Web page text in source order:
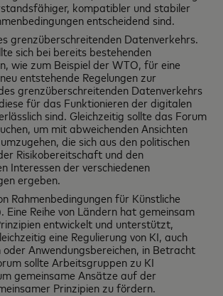
kompatibler und stabiler
entscheidend sind.
grenzüberschreitenden Datenverkehrs.
sich bei bereits bestehenden
wie zum Beispiel der WTO, für eine
entstehende Regelungen zur
grenzüberschreitenden Datenverkehrs
für das Funktionieren der digitalen
sind. Gleichzeitig sollte das Forum
um mit abweichenden Ansichten
die sich aus den politischen
Risikobereitschaft und den
Interessen der verschiedenen
ergeben.
Rahmenbedingungen für Künstliche
Eine Reihe von Ländern hat gemeinsam
entwickelt und unterstützt,
eine Regulierung von KI, auch
oder Anwendungsbereichen, in Betracht
sollte Arbeitsgruppen zu KI
gemeinsame Ansätze auf der
Prinzipien zu fördern.